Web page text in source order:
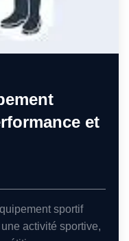
et
sportif
activité sportive,